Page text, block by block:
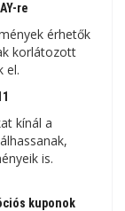
re
érhetők
korlátozott
el.
kínál a
is.
kuponok